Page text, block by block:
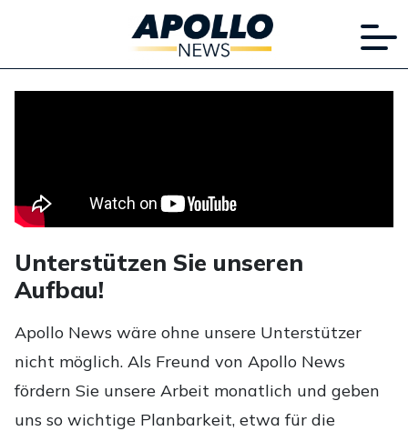
Unterstützen Sie unseren
Aufbau!
Apollo News wäre ohne unsere Unterstützer
nicht möglich. Als Freund von Apollo News
fördern Sie unsere Arbeit monatlich und geben
uns so wichtige Planbarkeit, etwa für die